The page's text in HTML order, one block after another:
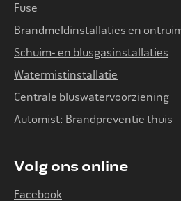
Fuse
Brandmeldinstallaties en
Schuim- en blusgasinstallaties
Watermistinstallatie
Centrale bluswatervoorziening
Automist: Brandpreventie thuis
Volg ons online
Facebook